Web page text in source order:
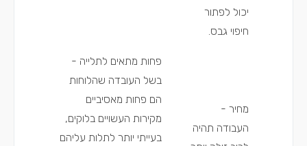
יכול לפתור
חיפוי גבס.
מחיר -
העבודה תהיה
פחות מתאים לתלייה -
בשל העובדה שהלוחות
הם פחות מאסיביים
מקירות העשויים בלוקים,
בעייתי יותר לתלות עליהם